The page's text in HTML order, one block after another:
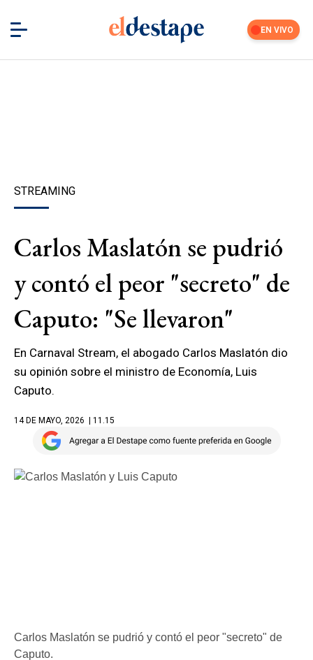
EN VIVO
STREAMING
Carlos Maslatón se pudrió
y contó el peor "secreto" de
Caputo: "Se llevaron"
En Carnaval Stream, el abogado Carlos Maslatón dio
su opinión sobre el ministro de Economía, Luis
Caputo.
14 DE MAYO, 2026 | 11.15
Carlos Maslatón se pudrió y contó el peor "secreto" de
Caputo.